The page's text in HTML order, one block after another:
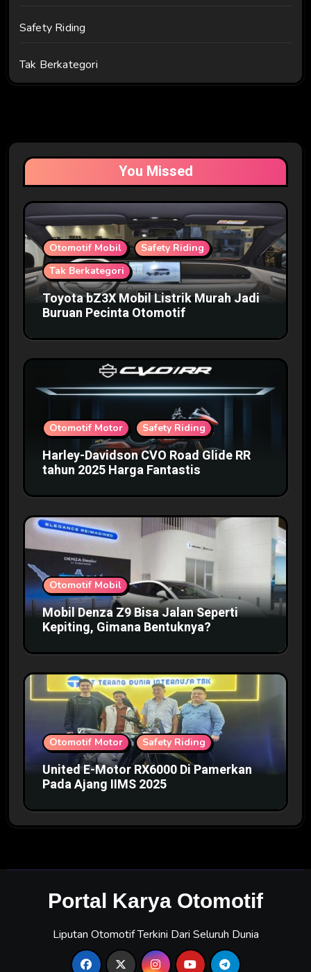
Safety Riding
Tak Berkategori
You Missed
Otomotif Mobil
Safety Riding
Tak Berkategori
Toyota bZ3X Mobil Listrik Murah Jadi
Buruan Pecinta Otomotif
Otomotif Motor Safety Riding
Harley-Davidson CVO Road Glide RR
tahun 2025 Harga Fantastis
Otomotif Mobil
Mobil Denza Z9 Bisa Jalan Seperti
Kepiting, Gimana Bentuknya?
Otomotif Motor Safety Riding
United E-Motor RX6000 Di Pamerkan
Pada Ajang IIMS 2025
Portal Karya Otomotif
Liputan Otomotif Terkini Dari Seluruh Dunia